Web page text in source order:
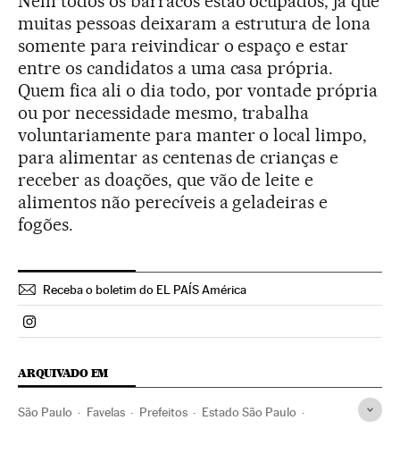
muitas pessoas deixaram a estrutura de lona
somente para reivindicar o espaço e estar
entre os candidatos a uma casa própria.
Quem fica ali o dia todo, por vontade própria
ou por necessidade mesmo, trabalha
voluntariamente para manter o local limpo,
para alimentar as centenas de crianças e
receber as doações, que vão de leite e
alimentos não perecíveis a geladeiras e
fogões.
Receba o boletim do EL PAÍS América
Politica El País Brasil en Instagram
ARQUIVADO EM
São Paulo Favelas Prefeitos Estado São Paulo